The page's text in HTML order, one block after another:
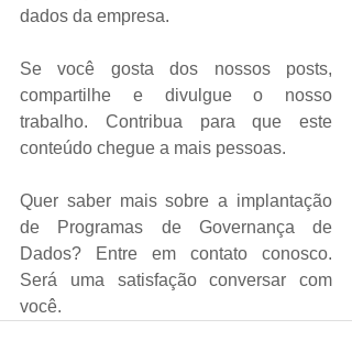
dados da empresa.
Se você gosta dos nossos posts,
compartilhe e divulgue o nosso
trabalho. Contribua para que este
conteúdo chegue a mais pessoas.
Quer saber mais sobre a implantação
de Programas de Governança de
Dados? Entre em contato conosco.
Será uma satisfação conversar com
você.